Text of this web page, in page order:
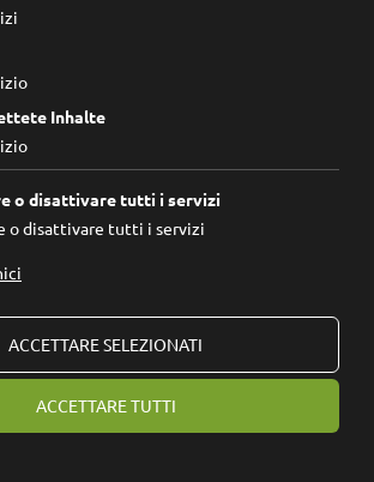
Inhalte
o disattivare tutti i servizi
o disattivare tutti i servizi
ACCETTARE SELEZIONATI
ACCETTARE TUTTI